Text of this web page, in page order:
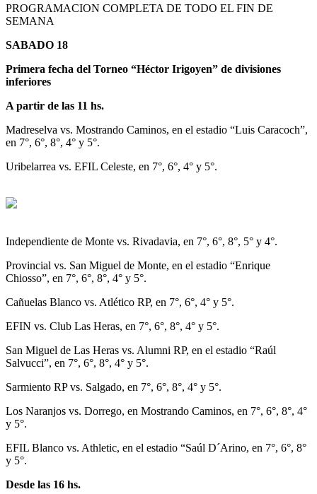
PROGRAMACION COMPLETA DE TODO EL FIN DE
SEMANA
SABADO 18
Primera fecha del Torneo “Héctor Irigoyen” de divisiones
inferiores
A partir de las 11 hs.
Madreselva vs. Mostrando Caminos, en el estadio “Luis Caracoch”,
en 7°, 6°, 8°, 4° y 5°.
Uribelarrea vs. EFIL Celeste, en 7°, 6°, 4° y 5°.
Independiente de Monte vs. Rivadavia, en 7°, 6°, 8°, 5° y 4°.
Provincial vs. San Miguel de Monte, en el estadio “Enrique
Chiosso”, en 7°, 6°, 8°, 4° y 5°.
Cañuelas Blanco vs. Atlético RP, en 7°, 6°, 4° y 5°.
EFIN vs. Club Las Heras, en 7°, 6°, 8°, 4° y 5°.
San Miguel de Las Heras vs. Alumni RP, en el estadio “Raúl
Salvucci”, en 7°, 6°, 8°, 4° y 5°.
Sarmiento RP vs. Salgado, en 7°, 6°, 8°, 4° y 5°.
Los Naranjos vs. Dorrego, en Mostrando Caminos, en 7°, 6°, 8°, 4°
y 5°.
EFIL Blanco vs. Athletic, en el estadio “Saúl D´Arino, en 7°, 6°, 8°
y 5°.
Desde las 16 hs.